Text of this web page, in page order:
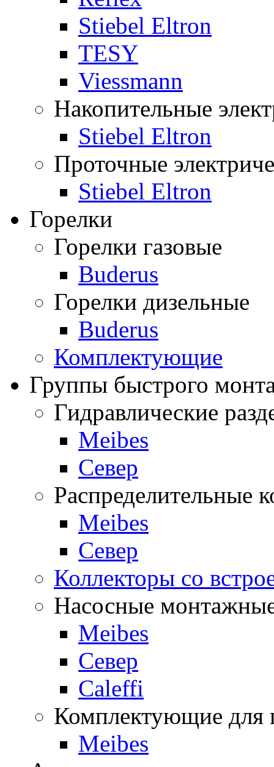
Stiebel Eltron
TESY
Viessmann
Накопительные
Stiebel Eltron
Проточные
Stiebel Eltron
Горелки
Горелки газовые
Buderus
Горелки дизельные
Buderus
Комплектующие
Группы быстрого
Гидравлические
Meibes
Север
Распределительные
Meibes
Север
Коллекторы со
Насосные
Meibes
Север
Caleffi
Комплектующие для
Meibes